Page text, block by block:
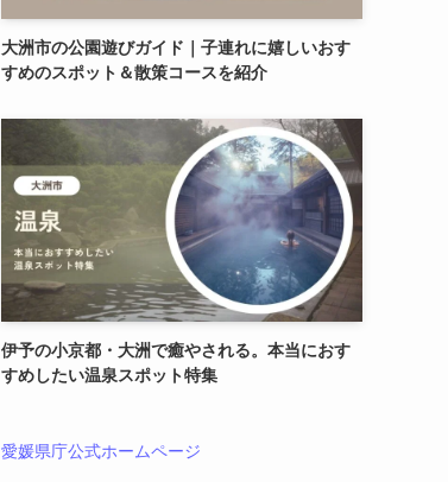
大洲市の公園遊びガイド｜子連れに嬉しいおす
すめのスポット＆散策コースを紹介
伊予の小京都・大洲で癒やされる。本当におす
すめしたい温泉スポット特集
愛媛県庁公式ホームページ